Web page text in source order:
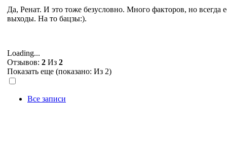
Да, Ренат. И это тоже безусловно. Много факторов, но всегда
выходы. На то бацзы:).
Loading...
Отзывов: 2 Из 2
Показать еще (показано: Из 2)
Все записи